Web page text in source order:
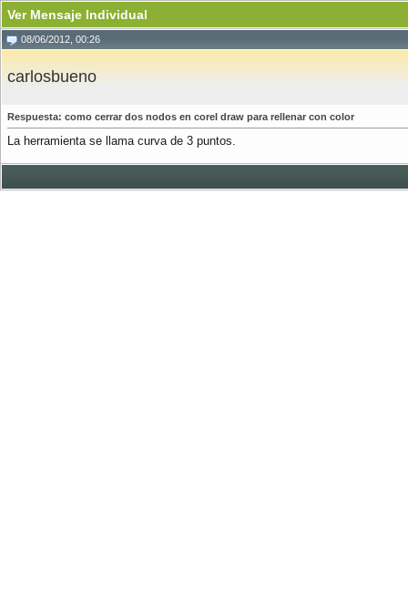
Ver Mensaje Individual
08/06/2012, 00:26
carlosbueno
Respuesta: como cerrar dos nodos en corel draw para rellenar con color
La herramienta se llama curva de 3 puntos.